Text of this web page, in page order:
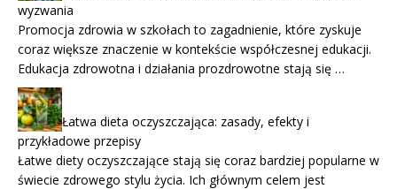
wyzwania
Promocja zdrowia w szkołach to zagadnienie, które zyskuje
coraz większe znaczenie w kontekście współczesnej edukacji.
Edukacja zdrowotna i działania prozdrowotne stają się …
Łatwa dieta oczyszczająca: zasady, efekty i
przykładowe przepisy
Łatwe diety oczyszczające stają się coraz bardziej popularne w
świecie zdrowego stylu życia. Ich głównym celem jest